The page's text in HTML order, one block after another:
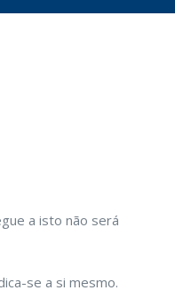
a isto não será
se a si mesmo.